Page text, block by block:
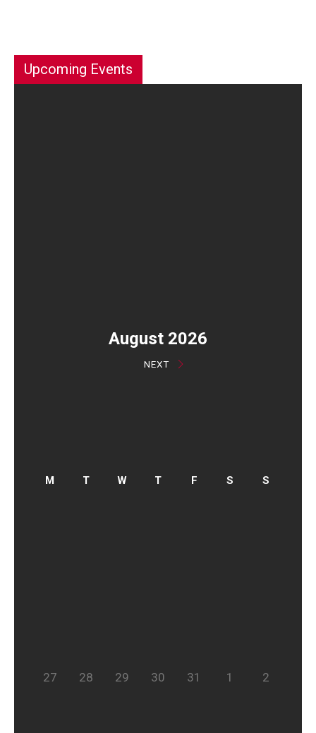
Upcoming Events
August 2026
NEXT
27 28 29 30 31 1 2